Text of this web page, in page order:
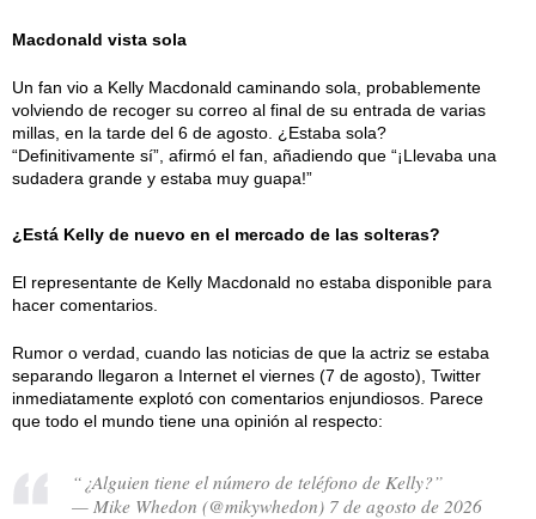
Macdonald vista sola
Un fan vio a Kelly Macdonald caminando sola, probablemente
volviendo de recoger su correo al final de su entrada de varias
millas, en la tarde del 6 de agosto. ¿Estaba sola?
“Definitivamente sí”, afirmó el fan, añadiendo que “¡Llevaba una
sudadera grande y estaba muy guapa!”
¿Está Kelly de nuevo en el mercado de las solteras?
El representante de Kelly Macdonald no estaba disponible para
hacer comentarios.
Rumor o verdad, cuando las noticias de que la actriz se estaba
separando llegaron a Internet el viernes (7 de agosto), Twitter
inmediatamente explotó con comentarios enjundiosos. Parece
que todo el mundo tiene una opinión al respecto:
“¿Alguien tiene el número de teléfono de Kelly?”
— Mike Whedon (@mikywhedon) 7 de agosto de 2026